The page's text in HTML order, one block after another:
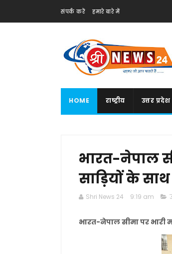
संपर्क करें हमारे बारे में
HOME राष्ट्रीय उत्तर प्रदेश
भारत-नेपाल
साड़ियों के
Shri News 24 9:19 am
भारत-नेपाल सीमा पर भारी